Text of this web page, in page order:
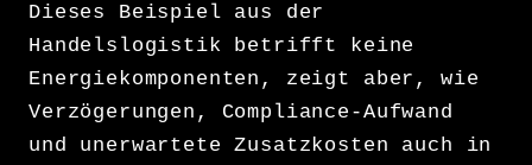
Dieses Beispiel aus der
Handelslogistik betrifft keine
Energiekomponenten, zeigt aber, wie
Verzögerungen, Compliance-Aufwand
und unerwartete Zusatzkosten auch in